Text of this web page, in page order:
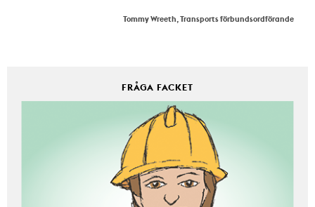
Tommy Wreeth, Transports förbundsordförande
FRÅGA FACKET